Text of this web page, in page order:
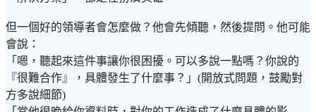
但一個好的領導者會怎麼做？他會先傾聽，然後提問。他可能
會說：
「嗯，聽起來這件事讓你很困擾。可以多說一點嗎？你說的
『很難合作』，具體發生了什麼事？」(開放式問題，鼓勵對
方多說細節)